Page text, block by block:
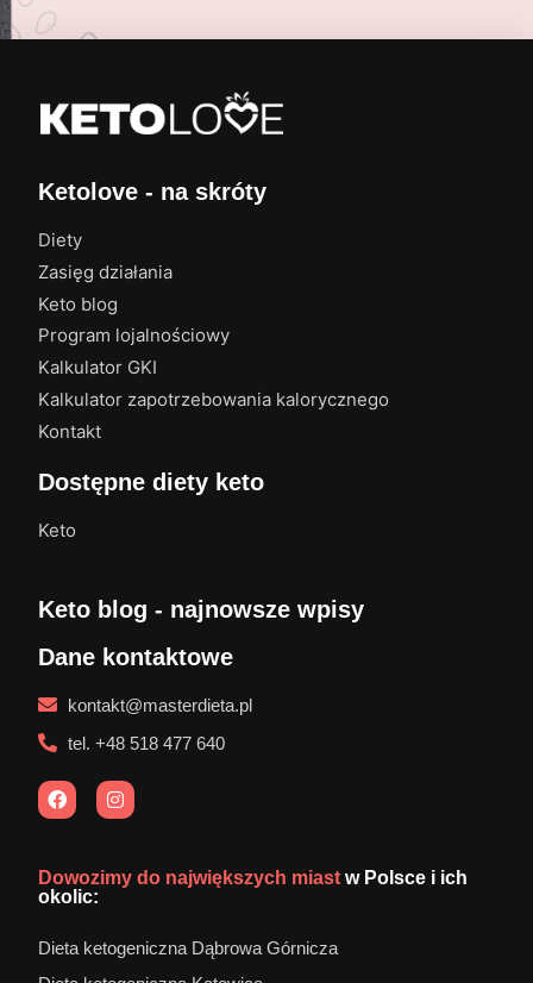
Ketolove - na skróty
Diety
Zasięg działania
Keto blog
Program lojalnościowy
Kalkulator GKI
Kalkulator zapotrzebowania kalorycznego
Kontakt
Dostępne diety keto
Keto
Keto blog - najnowsze wpisy
Dane kontaktowe
kontakt@masterdieta.pl
tel. +48 518 477 640
Dowozimy do największych miast w Polsce i ich
okolic:
Dieta ketogeniczna Dąbrowa Górnicza